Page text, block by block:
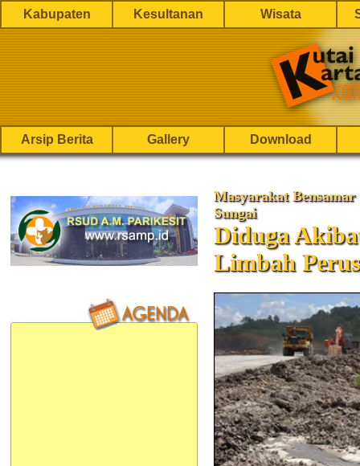
Kabupaten Kesultanan Wisata
Arsip Berita Gallery Download
Masyarakat
Sungai
Diduga
Limbah